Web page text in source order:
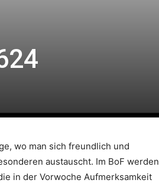
wo man sich freundlich und
austauscht. Im BoF werden
in der Vorwoche Aufmerksamkeit